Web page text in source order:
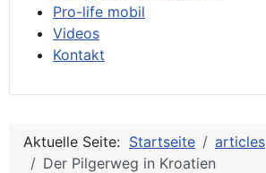
Pro-life mobil
Videos
Kontakt
Aktuelle Seite: Startseite
articles
Der Pilgerweg in Kroatien